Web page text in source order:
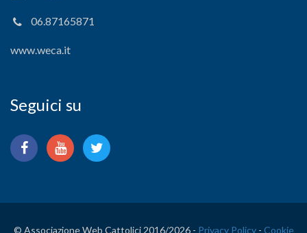
06.87165871
www.weca.it
Seguici su
© Associazione Web Cattolici 2016/2026 - Privacy Policy- Cookie